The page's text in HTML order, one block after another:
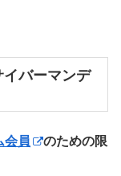
バーマンデ
会員
のための限